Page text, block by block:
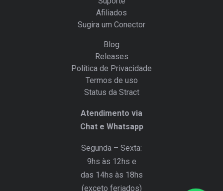
Afiliados
Sugira um Conector
Blog
Releases
Política de Privacidade
Termos de uso
Status da Stract
Atendimento via
Chat e Whatsapp
Segunda – Sexta:
9hs às 12hs e
das 14hs às 18hs
(exceto feriados)